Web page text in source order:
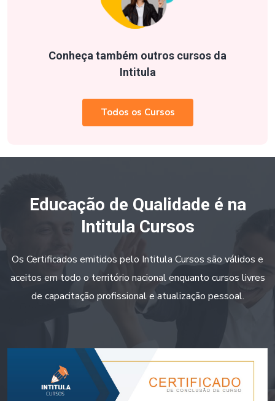
Conheça também outros cursos da
Intitula
Todos os Cursos
Educação de Qualidade é na
Intitula Cursos
Os Certificados emitidos pelo Intitula Cursos são válidos e
aceitos em todo o território nacional enquanto cursos livres
de capacitação profissional e atualização pessoal.